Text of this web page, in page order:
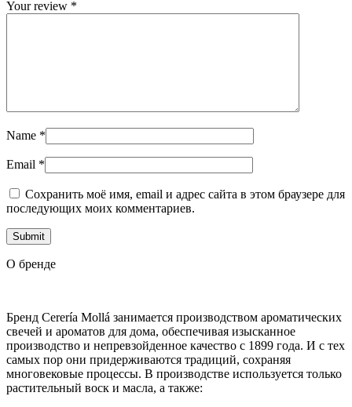
Your review *
Name *
Email *
Сохранить моё имя, email и адрес сайта в этом браузере для
последующих моих комментариев.
О бренде
Бренд Cerería Mollá занимается производством ароматических
свечей и ароматов для дома, обеспечивая изысканное
производство и непревзойденное качество с 1899 года. И с тех
самых пор они придерживаются традиций, сохраняя
многовековые процессы. В производстве используется только
растительный воск и масла, а также: